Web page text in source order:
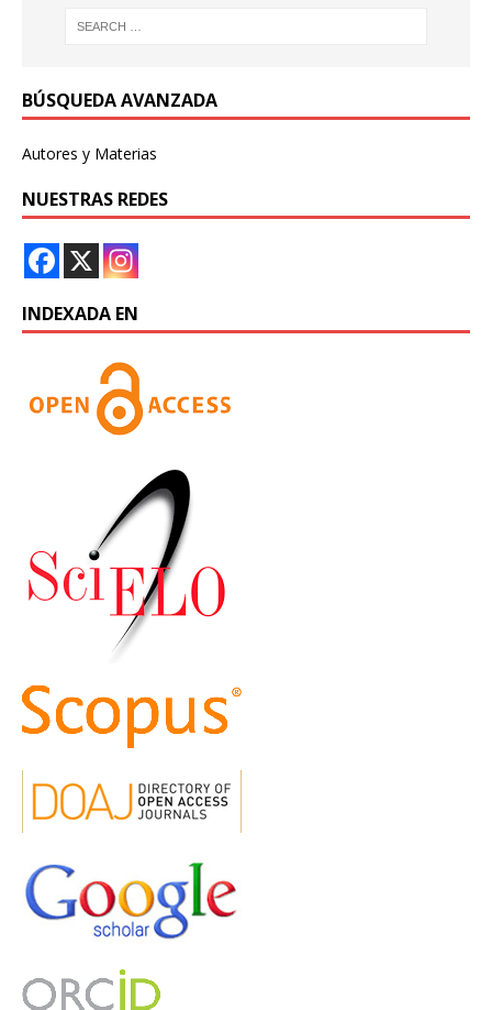
BÚSQUEDA AVANZADA
Autores y Materias
NUESTRAS REDES
INDEXADA EN